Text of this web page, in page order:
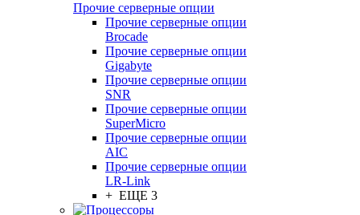
Прочие серверные опции
Прочие серверные опции
Brocade
Прочие серверные опции
Gigabyte
Прочие серверные опции
SNR
Прочие серверные опции
SuperMicro
Прочие серверные опции
AIC
Прочие серверные опции
LR-Link
+ ЕЩЕ 3